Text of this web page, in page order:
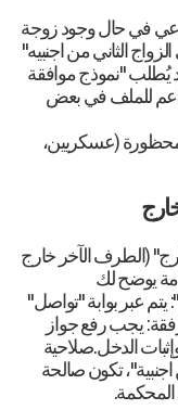
في حال وجود زوجة
الثاني من اجنبيه"
يُطلب "نموذج موافقة
للملف في بعض
(عسكريين،
(الطرف الآخر خارج
يوضح لك
عبر بوابة "تواصل"
يجب رفع جواز
الدخل.صلاحية
تكون صالحة
المحكمة.